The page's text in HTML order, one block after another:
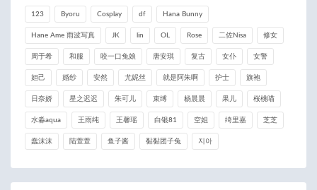
123 Byoru Cosplay df Hana Bunny
Hane Ame 雨波写真 JK lin OL Rose 二佐Nisa 修女
周于希 和服 咬一口兔娘 唐安琪 复古 女仆 女警
妲己 婚纱 安然 尤妮丝 就是阿朱啊 护士 旗袍
日奈娇 星之迟迟 朱可儿 束缚 杨晨晨 果儿 桜桃喵
水淼aqua 王雨纯 王馨瑶 白银81 空姐 绮里嘉 芝芝
蠢沫沫 陆萱萱 鱼子酱 黏黏团子兔 지아